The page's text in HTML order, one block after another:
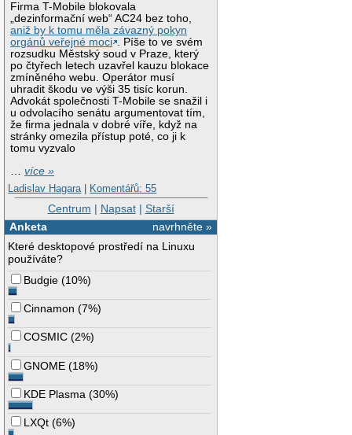
Firma T-Mobile blokovala
„dezinformační web“ AC24 bez toho,
aniž by k tomu měla závazný pokyn
orgánů veřejné moci . Píše to ve svém
rozsudku Městský soud v Praze, který
po čtyřech letech uzavřel kauzu blokace
zmíněného webu. Operátor musí
uhradit škodu ve výši 35 tisíc korun.
Advokát společnosti T-Mobile se snažil i
u odvolacího senátu argumentovat tím,
že firma jednala v dobré víře, když na
stránky omezila přístup poté, co ji k
tomu vyzvalo
…více »
Ladislav Hagara | Komentářů: 55
Centrum | Napsat| Starší
navrhněte »
Anketa
Které desktopové prostředí na Linuxu
používáte?
Budgie (10%)
Cinnamon (7%)
COSMIC (2%)
GNOME (18%)
KDE Plasma (30%)
LXQt (6%)